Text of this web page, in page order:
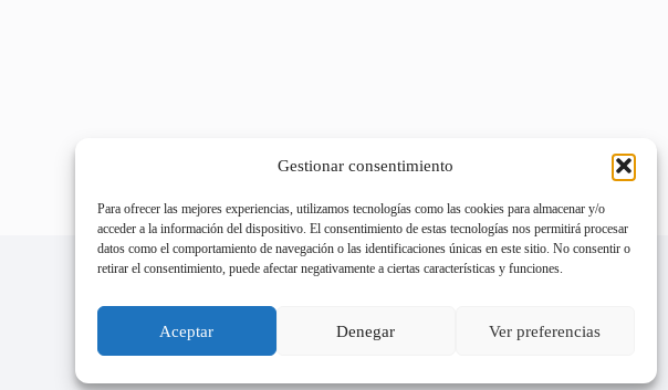
Gestionar consentimiento
Para ofrecer las mejores experiencias, utilizamos tecnologías como las cookies para almacenar y/o
acceder a la información del dispositivo. El consentimiento de estas tecnologías nos permitirá procesar
datos como el comportamiento de navegación o las identificaciones únicas en este sitio. No consentir o
retirar el consentimiento, puede afectar negativamente a ciertas características y funciones.
Aceptar Denegar Ver preferencias